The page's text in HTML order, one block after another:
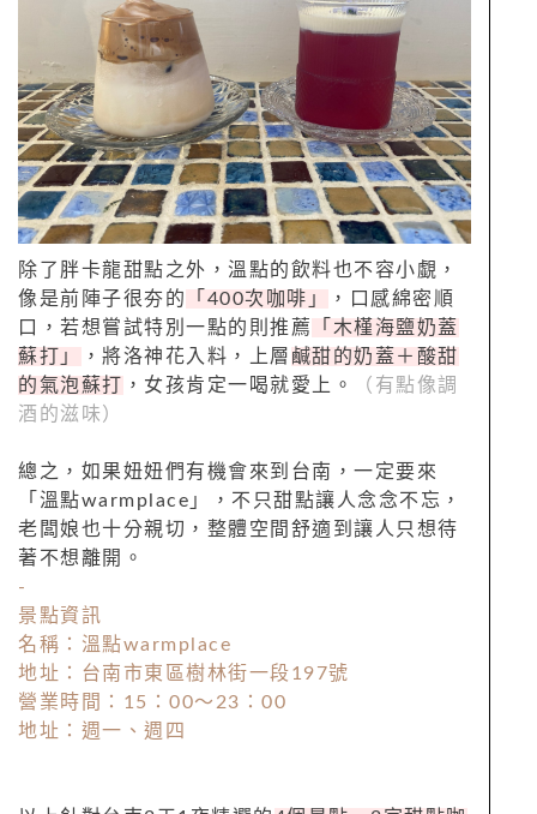
除了胖卡龍甜點之外，溫點的飲料也不容小覷，
像是前陣子很夯的
「400次咖啡」
，口感綿密順
口，若想嘗試特別一點的則推薦
「木槿海鹽奶蓋
蘇打」
，將洛神花入料，上層 鹹甜的奶蓋＋酸甜
的氣泡蘇打
，女孩肯定一喝就愛上。
（有點像調
酒的滋味）
總之，如果妞妞們有機會來到台南，一定要來
「 溫點warmplace」，不只甜點讓人念念不忘，
老闆娘也十分親切，整體空間舒適到讓人只想待
著不想離開。
-
景點資訊
名稱：溫點warmplace
地址：台南市東區樹林街一段197號
營業時間：15：00～23：00
地址：週一、週四